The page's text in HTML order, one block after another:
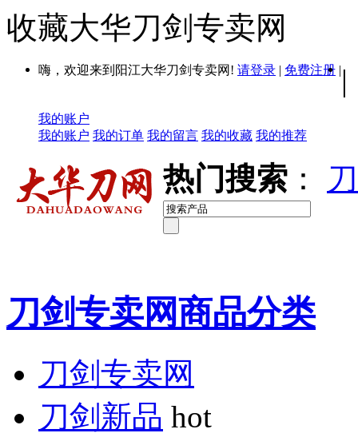
收藏大华刀剑专卖网
嗨，欢迎来到阳江大华刀剑专卖网! 请登录 | 免费注册 | |
我的账户
我的账户 我的订单 我的留言 我的收藏 我的推荐
热门搜索 ：
刀剑专卖网商品分类
刀剑专卖网
刀剑新品 hot